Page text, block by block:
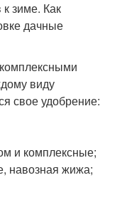
виду
свое удобрение:
и комплексные;
навозная жижа;